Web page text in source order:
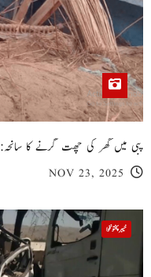
پبی میں گھر کی چھت گرنے کا سانحہ: 5 افراد جان کی بازی ہار گئے، 3 زخمی
NOV 23, 2025
خیبر پختونخوا